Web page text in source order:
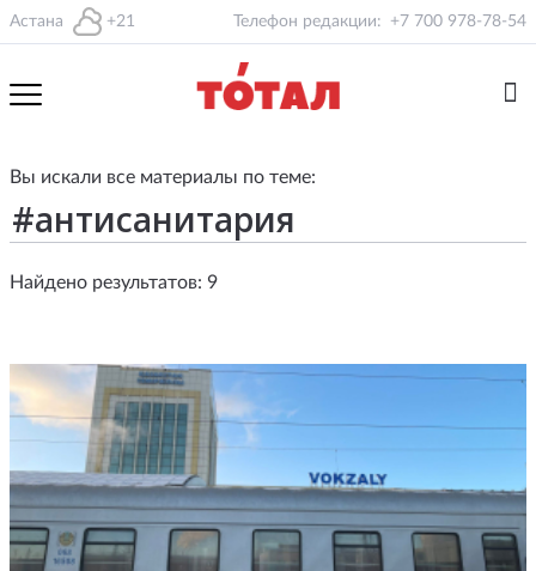
Астана +21 Телефон редакции: +7 700 978-78-54
Вы искали все материалы по теме:
Найдено результатов: 9